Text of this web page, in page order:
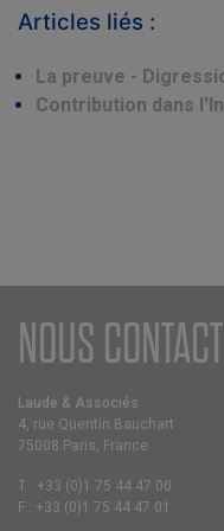
Articles liés :
La preuve -
Contribution dans
NOUS
Laude & Associés
4, rue Quentin Bauchart
75008 Paris, France
T : +33 (0)1 75 44 47 00
F : +33 (0)1 75 44 47 01